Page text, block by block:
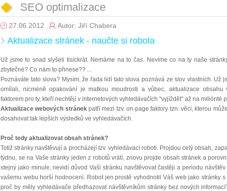
SEO optimalizace
27.06.2012 Autor: Jiří Chabera
Aktualizace stránek - naučte si robota
Už jsme to snad slyšeli tisíckrát. Nemáme na to čas. Nevíme co na ty naše
zbytečné? Co nám to přinese?? ...
Poznáváte tato slova? Mysím, že řada lidí tato slova poznává ze slov vlastních. Už
omílali, nicméně opakování je matkou moudrosti a vůbec, aktualizace obsahu
faktorem pro ty, kteří nechtějí v internetových vyhledávačích "vyjíždět" až na miliónté
Aktualizace webových stránekpatří mezi tzv. on-page faktory tzn. věcí, kterou
dosahovat tak lepších výsledků ve vyhledávačích.
Proč tedy aktualizovat obsah stránek?
Totiž stránky navštěvují a procházejí tzv. vyhledávací roboti. Projdou celý obsah,
týdnu, se na Vaše stránky jeden z robotů vrátí, znovu projde obsah stránek a
stejný jako minule, nevidí důvod Vaší stránku navštěvovat častěji a periodu
vašemu webu horší hodnocení. Robot jen prostě vyhodnotil Váš web jako stránky
proč by měly vyhledávače předhazovat návštěvníkům stránky bez nových